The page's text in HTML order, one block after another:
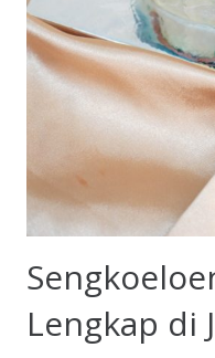
Lengkap di